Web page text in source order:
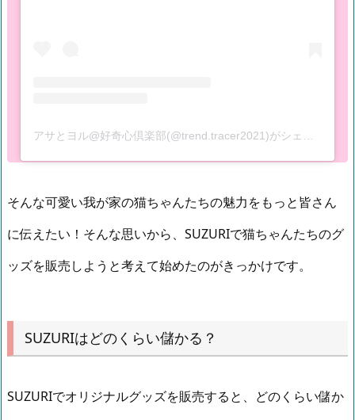
そんな可愛い我が家の猫ちゃんたちの魅力をもっと皆さん
に伝えたい！そんな思いから、SUZURIで猫ちゃんたちのグ
ッズを販売しようと考えて始めたのがきっかけです。
SUZURIはどのくらい儲かる？
SUZURIでオリジナルグッズを販売すると、どのくらい儲か